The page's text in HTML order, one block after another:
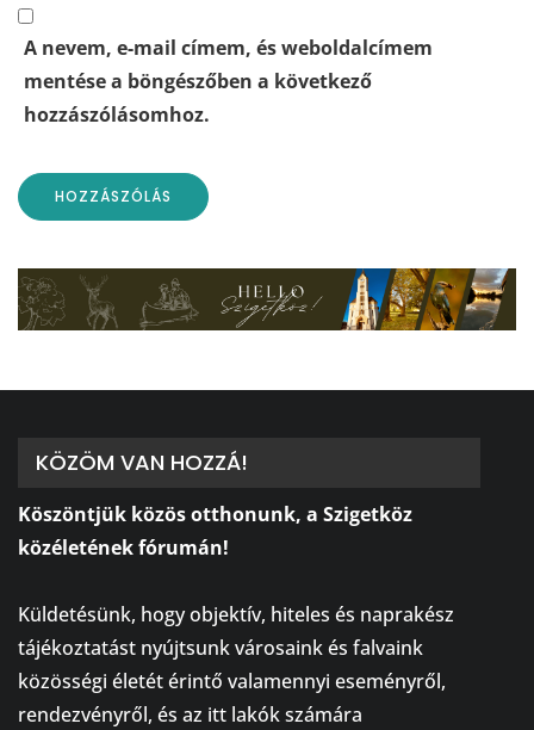
A nevem, e-mail címem, és weboldalcímem
mentése a böngészőben a következő
hozzászólásomhoz.
KÖZÖM VAN HOZZÁ!
Köszöntjük közös otthonunk, a Szigetköz
közéletének fórumán!
Küldetésünk, hogy objektív, hiteles és naprakész
tájékoztatást nyújtsunk városaink és falvaink
közösségi életét érintő valamennyi eseményről,
rendezvényről, és az itt lakók számára